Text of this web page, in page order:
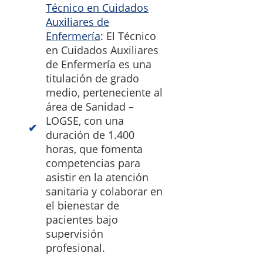
Técnico en Cuidados
Auxiliares de
Enfermería: El Técnico
en Cuidados Auxiliares
de Enfermería es una
titulación de grado
medio, perteneciente al
área de Sanidad –
LOGSE, con una
duración de 1.400
horas, que fomenta
competencias para
asistir en la atención
sanitaria y colaborar en
el bienestar de
pacientes bajo
supervisión
profesional.